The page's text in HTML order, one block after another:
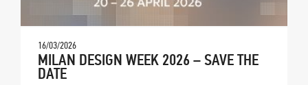
16/03/2026
MILAN DESIGN WEEK 2026 – SAVE THE
DATE